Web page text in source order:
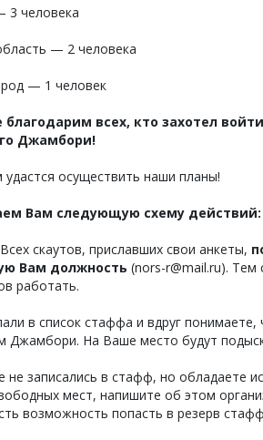
человека
— 2 человека
— 1 человек
всех, кто захотел
Джамбори!
осуществить наши планы!
Вам следующую схему действий:
скаутов, приславших свои анкеты,
Вам должность (nors-r@mail.ru).
работать.
в список стаффа и вдруг
Джамбори. На Ваше место будут
не записались в стафф, но обладаете
мест, напишите об этом
возможность попасть в резерв